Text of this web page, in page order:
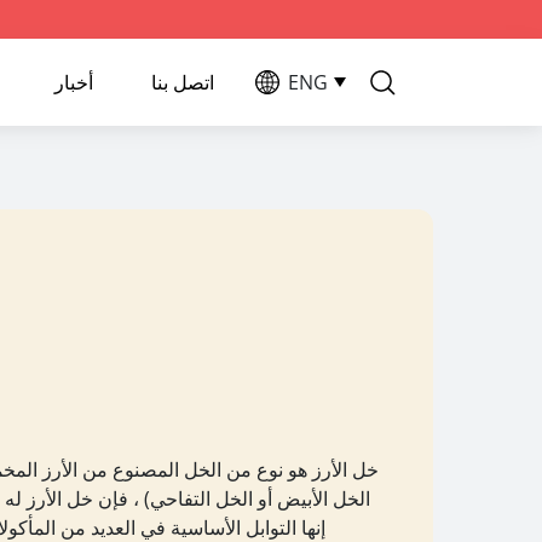
أخبار اتصل بنا ENG
خل الأرز هو نوع من الخل المصنوع من الأرز
الخل الأبيض أو الخل التفاحي) ، فإن خل
إنها التوابل الأساسية في العديد من